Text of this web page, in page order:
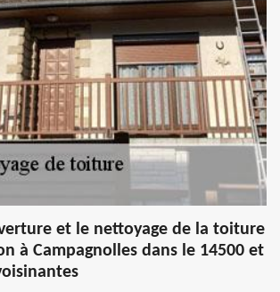
et le nettoyage de la toiture
à Campagnolles dans le 14500 et